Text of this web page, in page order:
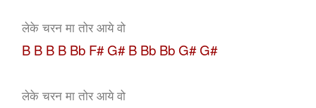
लेके चरन मा तोर आये वो
B B B B Bb F# G# B Bb Bb G# G#
लेके चरन मा तोर आये वो